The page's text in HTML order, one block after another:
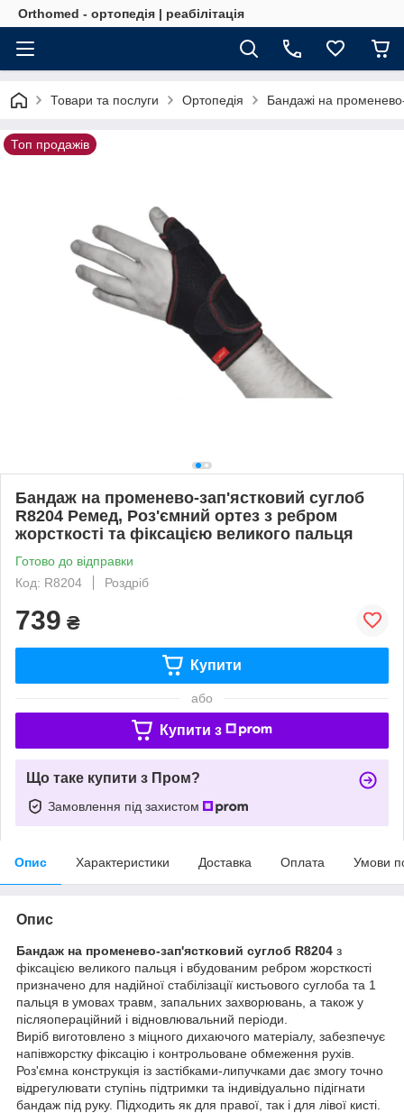
Orthomed - ортопедія | реабілітація
Товари та послуги Ортопедія Бандажі на
Топ продажів
Бандаж на променево-зап'ястковий суглоб
R8204 Ремед, Роз'ємний ортез з ребром
жорсткості та фіксацією великого пальця
Готово до відправки
Код: R8204
Роздріб
739 ₴
Купити
або
Купити з
Що таке купити з Пром?
Замовлення під захистом
Опис Характеристики Доставка Оплата Умови
Опис
Бандаж на променево-зап'ястковий суглоб R8204 з
фіксацією великого пальця і вбудованим ребром жорсткості
призначено для надійної стабілізації кистьового суглоба та 1
пальця в умовах травм, запальних захворювань, а також у
післяопераційний і відновлювальний періоди.
Виріб виготовлено з міцного дихаючого матеріалу, забезпечує
напівжорстку фіксацію і контрольоване обмеження рухів.
Роз'ємна конструкція із застібками-липучками дає змогу точно
відрегулювати ступінь підтримки та індивідуально підігнати
бандаж під руку. Підходить як для правої, так і для лівої кисті.